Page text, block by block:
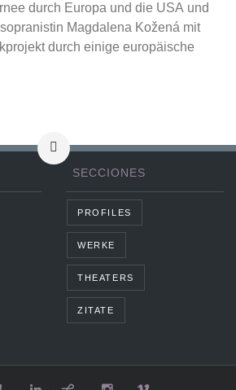
durch Europa und die USA und
Magdalena Kožená mit
durch einige europäische
SECCIONES
PROFILES
WERKE
THEATERS
ZITATE